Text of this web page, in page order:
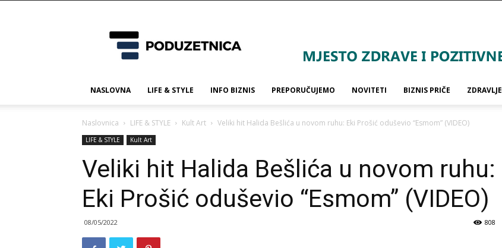
NASLOVNA LIFE & STYLE INFO BIZNIS PREPORUČUJEMO NOVITETI BIZNIS PRIČE ZDRAVLJE
Naslovnica LIFE & STYLE Kult Art Veliki hit Halida Bešlića u novom ruhu: Eki Prošić oduševio “Esmom” (VIDEO)
LIFE & STYLE Kult Art
Veliki hit Halida Bešlića u novom ruhu:
Eki Prošić oduševio “Esmom” (VIDEO)
08/05/2022 808